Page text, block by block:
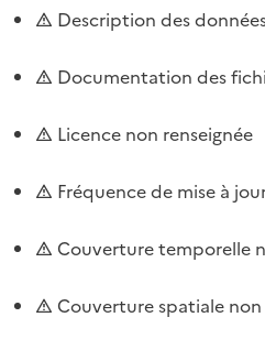
Description des
Documentation des
Licence non renseignée
Fréquence de mise à
Couverture temporelle
Couverture spatiale non